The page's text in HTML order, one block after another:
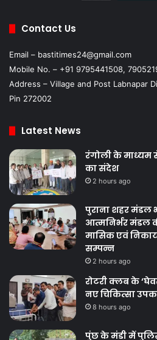
Contact Us
Email – bastitimes24@gmail.com
Mobile No. – +91 9795441508,
Address – Village and Post Labnapar
Latest News
रंगोली के माध्यम
का संदेश
2 hours ago
पुराना शहर मंडल
आत्मनिर्भर मंडल
मासिक एवं
सम्पन्न
2 hours ago
रोटरी क्लब के
नए चिकित्सा
8 hours ago